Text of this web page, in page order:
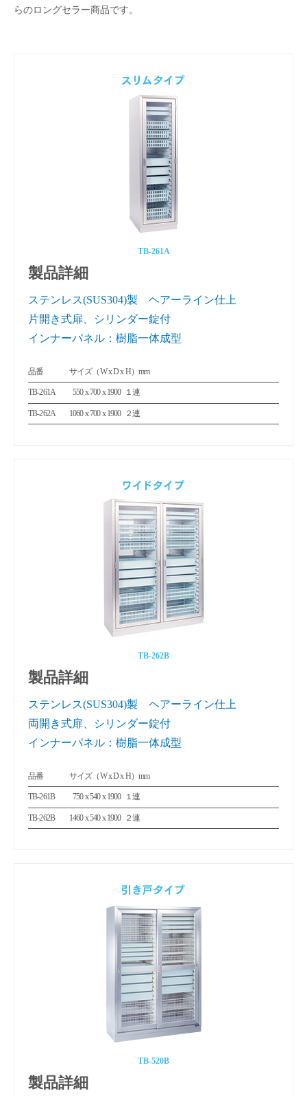
らのロングセラー商品です。
TB-261A
製品詳細
ステンレス(SUS304)製 ヘアーライン仕上
片開き式扉、シリンダー錠付
インナーパネル：樹脂一体成型
品番 サイズ（W x D x H）mm
TB-261A 0550 x 700 x 1900 １連
TB-262A 1060 x 700 x 1900 ２連
TB-262B
製品詳細
ステンレス(SUS304)製 ヘアーライン仕上
両開き式扉、シリンダー錠付
インナーパネル：樹脂一体成型
品番 サイズ（W x D x H）mm
TB-261B 0750 x 540 x 1900 １連
TB-262B 1460 x 540 x 1900 ２連
TB-520B
製品詳細